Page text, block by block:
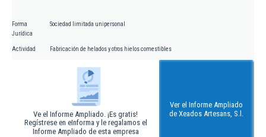
Forma
Jurídica
Sociedad limitada unipersonal
Actividad Fabricación de helados y otros hielos comestibles
Ve el Informe Ampliado. ¡Es gratis!
Regístrese en eInforma y le regalamos el
Informe Ampliado de esta empresa
Ver el Informe Ampliado
de Xeados Artesans, S.l.